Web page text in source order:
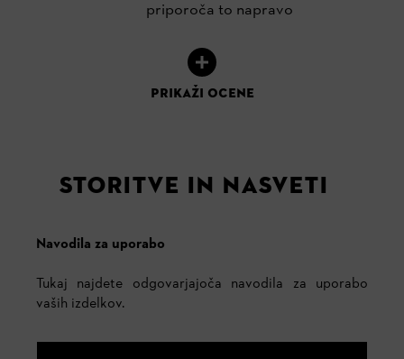
priporoča to napravo
PRIKAŽI OCENE
STORITVE IN NASVETI
Navodila za uporabo
Tukaj najdete odgovarjajoča navodila za uporabo
vaših izdelkov.